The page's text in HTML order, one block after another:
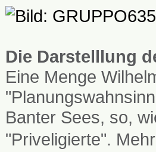
Die Darstelllung
Eine Menge
Banter Sees, so,
"Priveligierte".